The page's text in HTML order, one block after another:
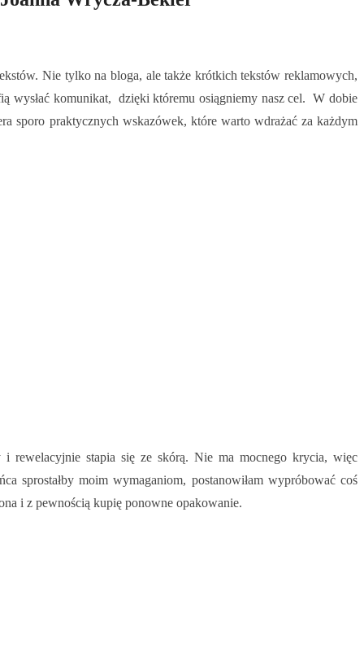
Nie tylko na bloga, ale także krótkich tekstów reklamowych,
wysłać komunikat, dzięki któremu osiągniemy nasz cel. W dobie
sporo praktycznych wskazówek, które warto wdrażać za każdym
rewelacyjnie stapia się ze skórą. Nie ma mocnego krycia, więc
sprostałby moim wymaganiom, postanowiłam wypróbować coś
i z pewnością kupię ponowne opakowanie.